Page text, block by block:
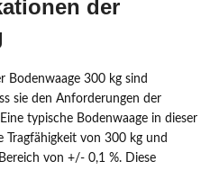
der
Bodenwaage 300 kg sind
sie den Anforderungen der
typische Bodenwaage in dieser
Tragfähigkeit von 300 kg und
von +/- 0,1 %. Diese